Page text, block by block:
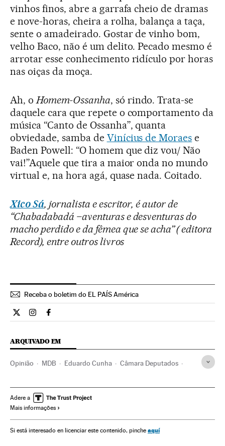
vinhos finos, abre a garrafa cheio de dramas
e nove-horas, cheira a rolha, balança a taça,
sente o amadeirado. Gostar de vinho bom,
velho Baco, não é um delito. Pecado mesmo é
arrotar esse conhecimento ridículo por horas
nas oiças da moça.
Ah, oHomem-Ossanha, só rindo. Trata-se
daquele cara que repete o comportamento da
música “Canto de Ossanha”, quanta
obviedade, samba de Vinícius de Moraes e
Baden Powell: “O homem que diz vou/ Não
vai!”Aquele que tira a maior onda no mundo
virtual e, na hora agá, quase nada. Coitado.
Xico Sá, jornalista e escritor, é autor de
“Chabadabadá –aventuras e desventuras do
macho perdido e da fêmea que se acha” ( editora
Record), entre outros livros
Receba o boletim do EL PAÍS América
Opiniao El País Brasil en Twitter
Opiniao El País Brasil en Instagram
Opiniao El País Brasil en Facebook
ARQUIVADO EM
Opinião MDB Eduardo Cunha Câmara Deputados
Música brasileira Congresso Nacional
Estado Rio de Janeiro
América do Sul América Latina Partidos políticos
Adere a
Mais informações
Si está interesado en licenciar este contenido, pinche aquí